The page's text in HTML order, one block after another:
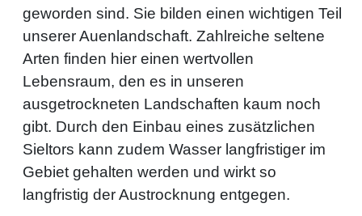
geworden sind. Sie bilden einen wichtigen Teil
unserer Auenlandschaft. Zahlreiche seltene
Arten finden hier einen wertvollen
Lebensraum, den es in unseren
ausgetrockneten Landschaften kaum noch
gibt. Durch den Einbau eines zusätzlichen
Sieltors kann zudem Wasser langfristiger im
Gebiet gehalten werden und wirkt so
langfristig der Austrocknung entgegen.